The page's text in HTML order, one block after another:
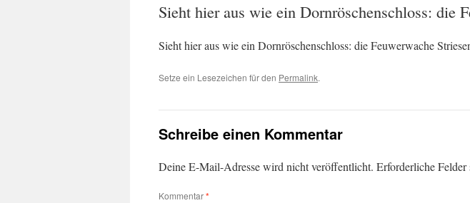
Sieht hier aus wie ein Dornröschenschloss: die
Sieht hier aus wie ein Dornröschenschloss: die Feuwerwache
Setze ein Lesezeichen für den Permalink.
Schreibe einen Kommentar
Deine E-Mail-Adresse wird nicht veröffentlicht. Erforderliche
Kommentar*